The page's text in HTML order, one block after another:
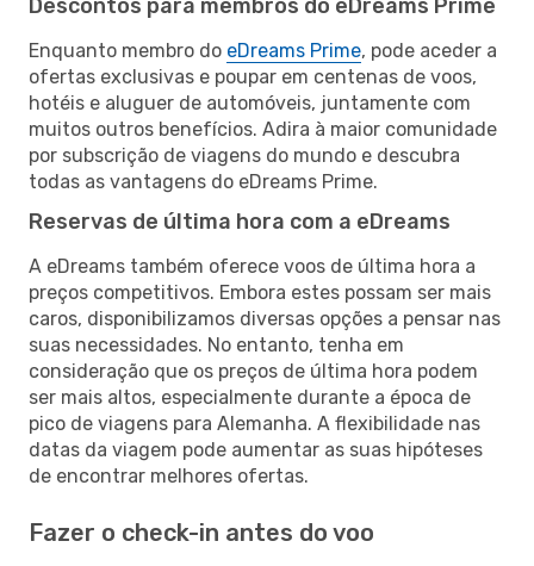
Descontos para membros do eDreams Prime
Enquanto membro do eDreams Prime, pode aceder a
ofertas exclusivas e poupar em centenas de voos,
hotéis e aluguer de automóveis, juntamente com
muitos outros benefícios. Adira à maior comunidade
por subscrição de viagens do mundo e descubra
todas as vantagens do eDreams Prime.
Reservas de última hora com a eDreams
A eDreams também oferece voos de última hora a
preços competitivos. Embora estes possam ser mais
caros, disponibilizamos diversas opções a pensar nas
suas necessidades. No entanto, tenha em
consideração que os preços de última hora podem
ser mais altos, especialmente durante a época de
pico de viagens para Alemanha. A flexibilidade nas
datas da viagem pode aumentar as suas hipóteses
de encontrar melhores ofertas.
Fazer o check-in antes do voo